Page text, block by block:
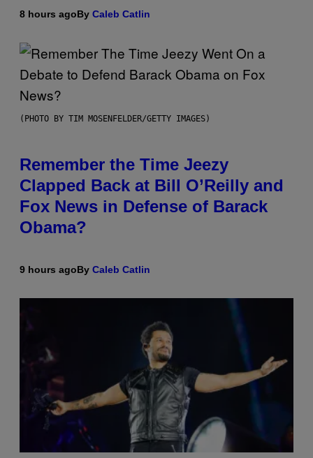
8 hours agoBy Caleb Catlin
(PHOTO BY TIM MOSENFELDER/GETTY IMAGES)
Remember the Time Jeezy
Clapped Back at Bill O’Reilly and
Fox News in Defense of Barack
Obama?
9 hours agoBy Caleb Catlin